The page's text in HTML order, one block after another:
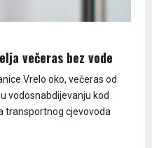
večeras bez vode
Vrelo oko, večeras od
vodosnabdijevanju kod
transportnog cjevovoda